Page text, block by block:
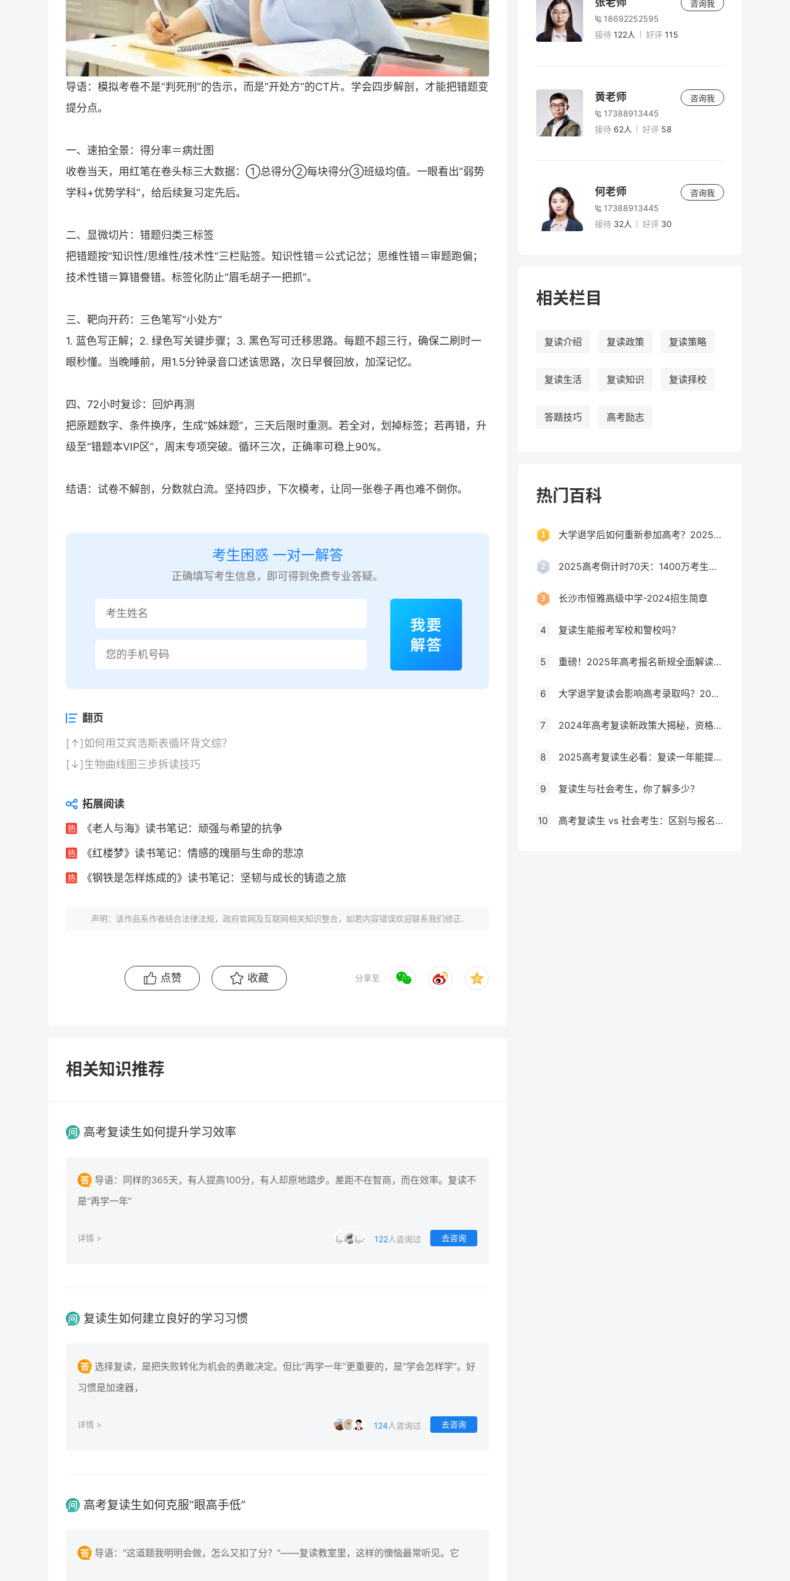
导语：模拟考卷不是“判死刑”的告示，而是“开处方”的CT片。学会四步解剖，才能把错题变
提分点。
一、速拍全景：得分率＝病灶图
收卷当天，用红笔在卷头标三大数据：①总得分②每块得分③班级均值。一眼看出“弱势
学科+优势学科”，给后续复习定先后。
二、显微切片：错题归类三标签
把错题按“知识性/思维性/技术性”三栏贴签。知识性错＝公式记岔；思维性错＝审题跑偏；
技术性错＝算错誊错。标签化防止“眉毛胡子一把抓”。
三、靶向开药：三色笔写“小处方”
1. 蓝色写正解；2. 绿色写关键步骤；3. 黑色写可迁移思路。每题不超三行，确保二刷时一
眼秒懂。当晚睡前，用1.5分钟录音口述该思路，次日早餐回放，加深记忆。
四、72小时复诊：回炉再测
把原题数字、条件换序，生成“姊妹题”，三天后限时重测。若全对，划掉标签；若再错，升
级至“错题本VIP区”，周末专项突破。循环三次，正确率可稳上90%。
结语：试卷不解剖，分数就白流。坚持四步，下次模考，让同一张卷子再也难不倒你。
考生困惑 一对一解答
正确填写考生信息，即可得到免费专业答疑。
翻页
[↑]如何用艾宾浩斯表循环背文综？
[↓]生物曲线图三步拆读技巧
拓展阅读
《老人与海》读书笔记：顽强与希望的抗争
《红楼梦》读书笔记：情感的瑰丽与生命的悲凉
《钢铁是怎样炼成的》读书笔记：坚韧与成长的铸造之旅
声明：该作品系作者结合法律法规，政府官网及互联网相关知识整合，如若内容错误欢迎联系我们修正.
点赞 收藏 分享至
相关知识推荐
高考复读生如何提升学习效率
导语：同样的365天，有人提高100分，有人却原地踏步。差距不在智商，而在效率。复读不
是“再学一年”
详情 > 122人咨询过 去咨询
复读生如何建立良好的学习习惯
选择复读，是把失败转化为机会的勇敢决定。但比“再学一年”更重要的，是“学会怎样学”。好
习惯是加速器，
详情 > 124人咨询过 去咨询
高考复读生如何克服“眼高手低”
导语："这道题我明明会做，怎么又扣了分？"——复读教室里，这样的懊恼最常听见。它
18692252595
接待 122人 好评 115
咨询我
黄老师
17388913445
接待 62人 好评 58
咨询我
何老师
17388913445
接待 32人 好评 30
咨询我
相关栏目
复读介绍 复读政策 复读策略
复读生活 复读知识 复读择校
答题技巧 高考励志
热门百科
大学退学后如何重新参加高考？2025年最新政策全解析
2025高考倒计时70天：1400万考生创历史新高，复读生占比突破40%！
长沙市恒雅高级中学-2024招生简章
4 复读生能报考军校和警校吗？
5 重磅！2025年高考报名新规全面解读，这些考生将失去报考资格！
6 大学退学复读会影响高考录取吗？2025年最新政策解读与成功策略
7 2024年高考复读新政策大揭秘，资格、次数、课程全解析
8 2025高考复读生必看：复读一年能提多少分？关键因素大揭秘！
9 复读生与社会考生，你了解多少？
10 高考复读生 vs 社会考生：区别与报名要求全解析